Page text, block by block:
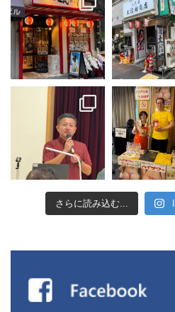
さらに読み込む...